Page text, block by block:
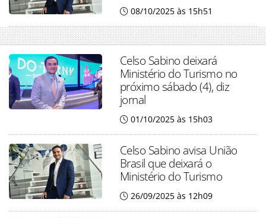
08/10/2025 às 15h51
Celso Sabino deixará
Ministério do Turismo no
próximo sábado (4), diz
jornal
01/10/2025 às 15h03
Celso Sabino avisa União
Brasil que deixará o
Ministério do Turismo
26/09/2025 às 12h09